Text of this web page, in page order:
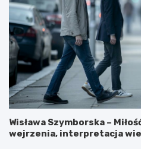
Wisława Szymborska –
wejrzenia, interpretacja